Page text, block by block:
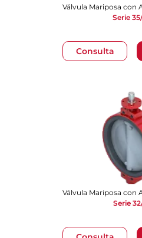
Consulta
Válvula Mariposa con
Serie
Válvula Mariposa con
Serie